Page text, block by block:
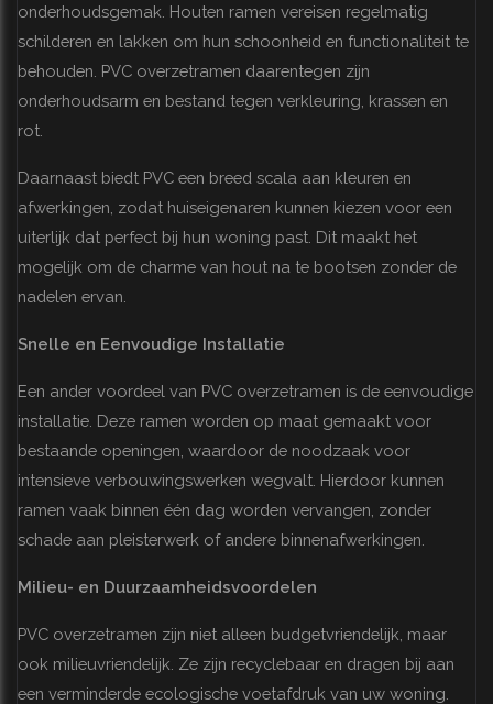
onderhoudsgemak. Houten ramen vereisen regelmatig
schilderen en lakken om hun schoonheid en functionaliteit te
behouden. PVC overzetramen daarentegen zijn
onderhoudsarm en bestand tegen verkleuring, krassen en
rot.
Daarnaast biedt PVC een breed scala aan kleuren en
afwerkingen, zodat huiseigenaren kunnen kiezen voor een
uiterlijk dat perfect bij hun woning past. Dit maakt het
mogelijk om de charme van hout na te bootsen zonder de
nadelen ervan.
Snelle en Eenvoudige Installatie
Een ander voordeel van PVC overzetramen is de eenvoudige
installatie. Deze ramen worden op maat gemaakt voor
bestaande openingen, waardoor de noodzaak voor
intensieve verbouwingswerken wegvalt. Hierdoor kunnen
ramen vaak binnen één dag worden vervangen, zonder
schade aan pleisterwerk of andere binnenafwerkingen.
Milieu- en Duurzaamheidsvoordelen
PVC overzetramen zijn niet alleen budgetvriendelijk, maar
ook milieuvriendelijk. Ze zijn recyclebaar en dragen bij aan
een verminderde ecologische voetafdruk van uw woning.